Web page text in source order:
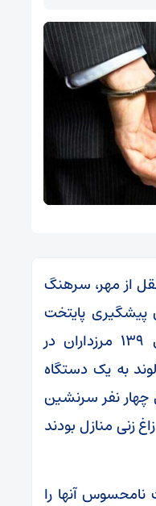
از مهر، سرهنگ
پایتخت
گفت: تیم عملیات کلانتری ۱۳۹ مرزداران در
به یک دستگاه
چهار نفر سرنشین
زنی منازل بودند
نامحسوس آنها را